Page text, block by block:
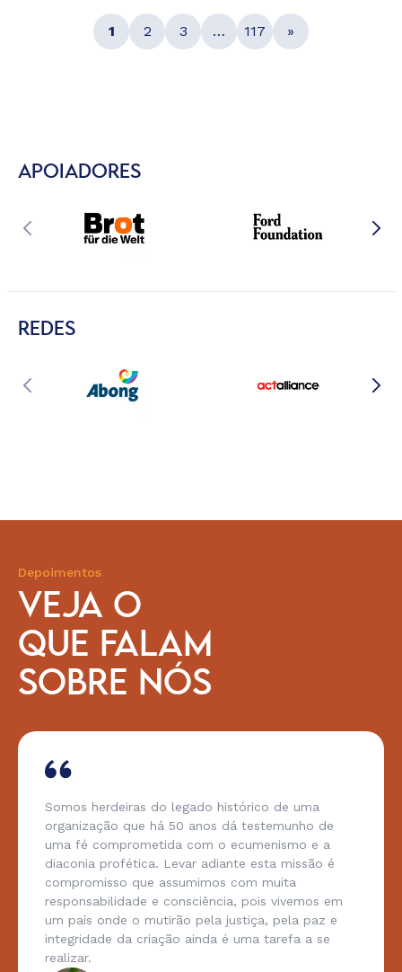
1 2 3 … 117 »
APOIADORES
REDES
Depoimentos
VEJA O
QUE FALAM
SOBRE NÓS
Somos herdeiras do legado histórico de uma
organização que há 50 anos dá testemunho de
uma fé comprometida com o ecumenismo e a
diaconia profética. Levar adiante esta missão é
compromisso que assumimos com muita
responsabilidade e consciência, pois vivemos em
um país onde o mutirão pela justiça, pela paz e
integridade da criação ainda é uma tarefa a se
realizar.